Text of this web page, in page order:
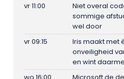
vr 11:00
Niet overal
sommige
wel door
vr 09:15
Iris maakt met
onveiligheid
en wint
wo 16:00
Microsoft de